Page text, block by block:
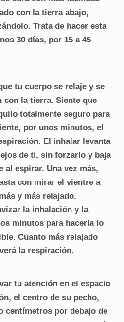
con la tierra abajo,
Trata de hacer esta
30 días, por 15 a 45
tu cuerpo se relaje y se
con la tierra. Siente que
totalmente seguro para
por unos minutos, el
El inhalar levanta
de ti, sin forzarlo y baja
al espirar. Una vez más,
con mirar el vientre a
y más relajado.
la inhalación y la
minutos para hacerla lo
Cuanto más relajado
la respiración.
tu atención en el espacio
el centro de su pecho,
centímetros por debajo de